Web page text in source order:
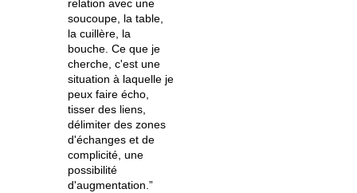
relation avec une
soucoupe, la table,
la cuillère, la
bouche. Ce que je
cherche, c'est une
situation à laquelle je
peux faire écho,
tisser des liens,
délimiter des zones
d'échanges et de
complicité, une
possibilité
d'augmentation.”